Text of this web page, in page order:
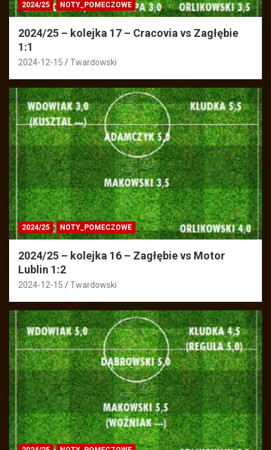
2024/25 NOTY_POMECZOWE
2024/25 – kolejka 17 – Cracovia vs Zagłębie
1:1
2024-12-15 Twardowski
2024/25 NOTY_POMECZOWE
2024/25 – kolejka 16 – Zagłębie vs Motor
Lublin 1:2
2024-12-15 Twardowski